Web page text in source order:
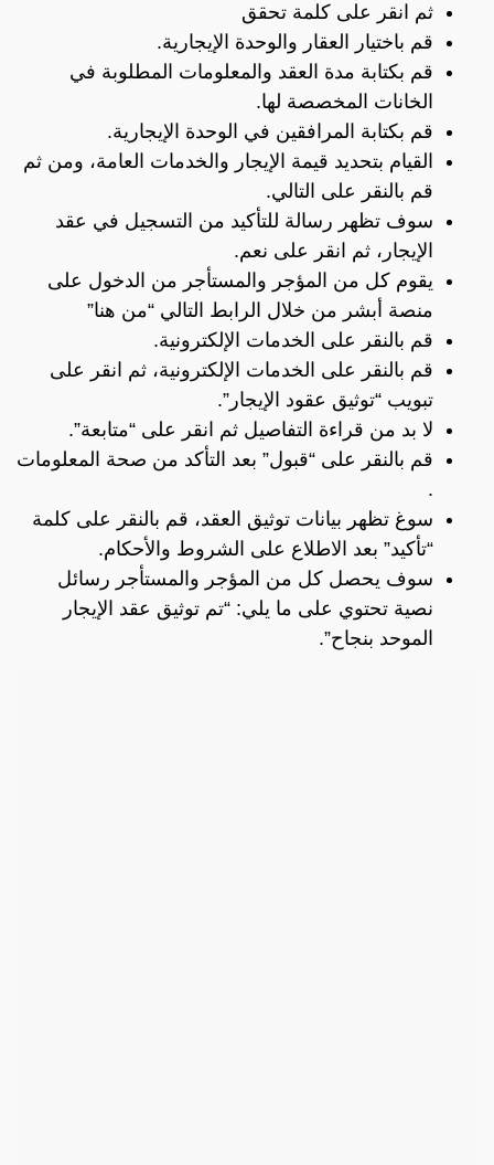
ثم انقر على كلمة تحقق
قم باختيار العقار والوحدة الإيجارية.
قم بكتابة مدة العقد والمعلومات المطلوبة في
الخانات المخصصة لها.
قم بكتابة المرافقين في الوحدة الإيجارية.
القيام بتحديد قيمة الإيجار والخدمات العامة، ومن ثم
قم بالنقر على التالي.
سوف تظهر رسالة للتأكيد من التسجيل في عقد
الإيجار، ثم انقر على نعم.
يقوم كل من المؤجر والمستأجر من الدخول على
منصة أبشر من خلال الرابط التالي “من هنا”
قم بالنقر على الخدمات الإلكترونية.
قم بالنقر على الخدمات الإلكترونية، ثم انقر على
تبويب “توثيق عقود الإيجار”.
لا بد من قراءة التفاصيل ثم انقر على “متابعة”.
قم بالنقر على “قبول” بعد التأكد من صحة المعلومات
.
سوغ تظهر بيانات توثيق العقد، قم بالنقر على كلمة
“تأكيد” بعد الاطلاع على الشروط والأحكام.
سوف يحصل كل من المؤجر والمستأجر رسائل
نصية تحتوي على ما يلي: “تم توثيق عقد الإيجار
الموحد بنجاح”.